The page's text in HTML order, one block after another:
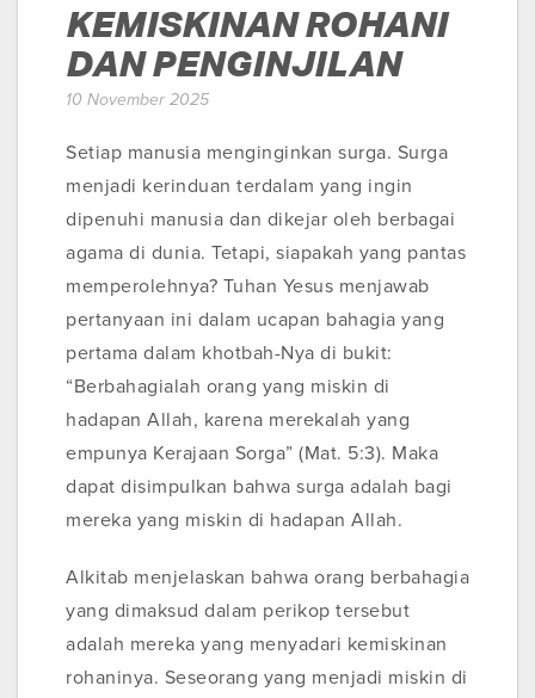
KEMISKINAN ROHANI
DAN PENGINJILAN
10 November 2025
Setiap manusia menginginkan surga. Surga
menjadi kerinduan terdalam yang ingin
dipenuhi manusia dan dikejar oleh berbagai
agama di dunia. Tetapi, siapakah yang pantas
memperolehnya? Tuhan Yesus menjawab
pertanyaan ini dalam ucapan bahagia yang
pertama dalam khotbah-Nya di bukit:
“Berbahagialah orang yang miskin di
hadapan Allah, karena merekalah yang
empunya Kerajaan Sorga” (Mat. 5:3). Maka
dapat disimpulkan bahwa surga adalah bagi
mereka yang miskin di hadapan Allah.
Alkitab menjelaskan bahwa orang berbahagia
yang dimaksud dalam perikop tersebut
adalah mereka yang menyadari kemiskinan
rohaninya. Seseorang yang menjadi miskin di